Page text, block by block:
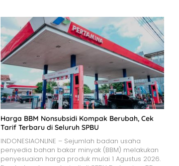
Harga BBM Nonsubsidi Kompak Berubah, Cek
Tarif Terbaru di Seluruh SPBU
INDONESIAONLINE – Sejumlah badan usaha
penyedia bahan bakar minyak (BBM) melakukan
penyesuaian harga produk mulai 1 Agustus 2026.